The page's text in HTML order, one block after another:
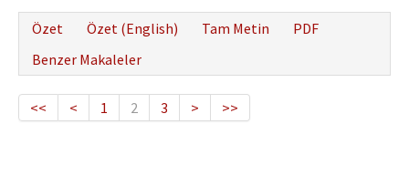
Özet
Özet (English) Tam Metin
PDF
Benzer Makaleler
<< < 1 2 3 > >>